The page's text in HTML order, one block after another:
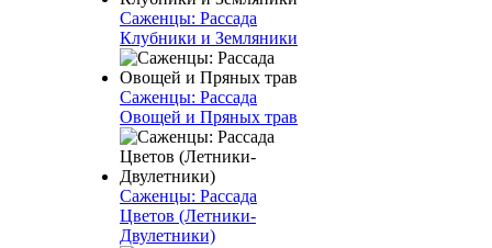
Саженцы: Рассада
Клубники и Земляники
Саженцы: Рассада
Овощей и Пряных трав
Саженцы: Рассада
Цветов (Летники-
Двулетники)